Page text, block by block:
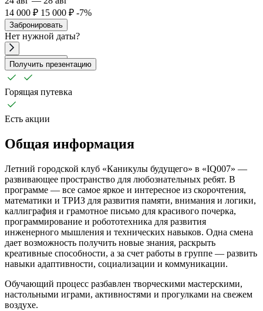
14 000 ₽ 15 000 ₽ -7%
Забронировать
Нет нужной даты?
Забронировать
Получить презентацию
Горящая путевка
Есть акции
Общая информация
Летний городской клуб «Каникулы будущего» в «IQ007» —
развивающее пространство для любознательных ребят. В
программе — все самое яркое и интересное из скорочтения,
математики и ТРИЗ для развития памяти, внимания и логики,
каллиграфия и грамотное письмо для красивого почерка,
программирование и робототехника для развития
инженерного мышления и технических навыков. Одна смена
дает возможность получить новые знания, раскрыть
креативные способности, а за счет работы в группе — развить
навыки адаптивности, социализации и коммуникации.
Обучающий процесс разбавлен творческими мастерскими,
настольными играми, активностями и прогулками на свежем
воздухе.